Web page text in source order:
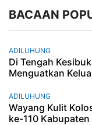
BACAAN
ADILUHUNG
Di Tengah
Menguatkan
ADILUHUNG
Wayang Kulit
ke-110 Kabupaten